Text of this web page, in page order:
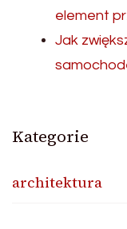
element
Jak
Kategorie
architektura